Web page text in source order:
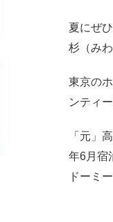
夏にぜ
杉（み
東京の
ンティ
「元」
年6月宿
ドーミ